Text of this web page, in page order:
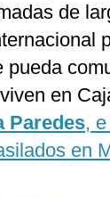
de
pueda
en
Paredes,
en